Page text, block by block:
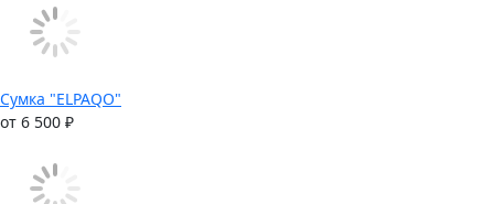
Сумка "ELPAQO"
от 6 500 ₽